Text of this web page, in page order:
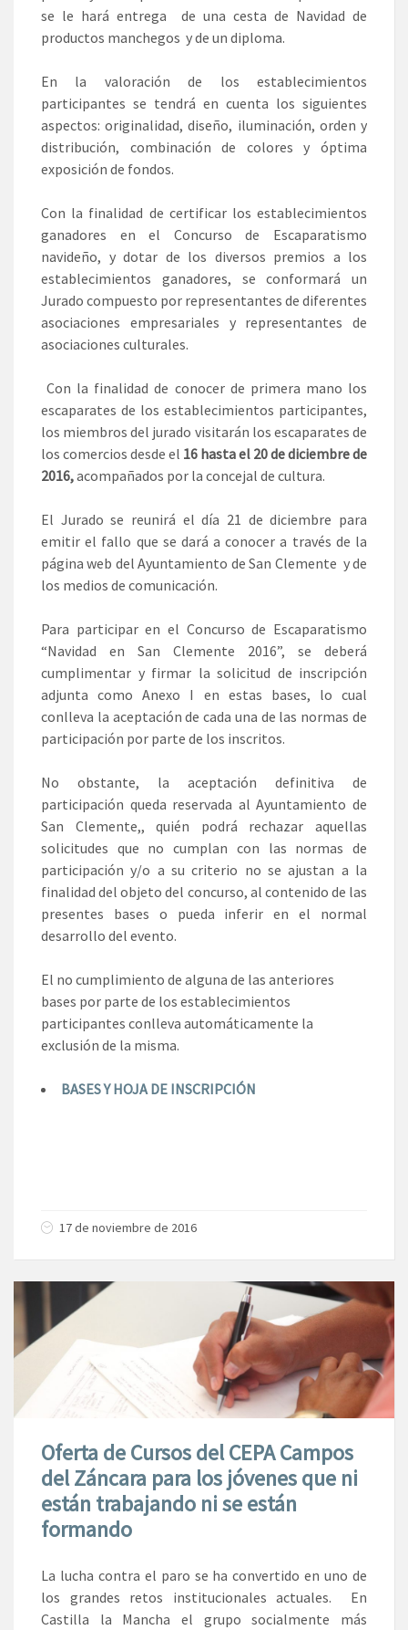
se le hará entrega de una cesta de Navidad de
productos manchegos y de un diploma.
En la valoración de los establecimientos
participantes se tendrá en cuenta los siguientes
aspectos: originalidad, diseño, iluminación, orden y
distribución, combinación de colores y óptima
exposición de fondos.
Con la finalidad de certificar los establecimientos
ganadores en el Concurso de Escaparatismo
navideño, y dotar de los diversos premios a los
establecimientos ganadores, se conformará un
Jurado compuesto por representantes de diferentes
asociaciones empresariales y representantes de
asociaciones culturales.
Con la finalidad de conocer de primera mano los
escaparates de los establecimientos participantes,
los miembros del jurado visitarán los escaparates de
los comercios desde el 16 hasta el 20 de diciembre de
2016,acompañados por la concejal de cultura.
El Jurado se reunirá el día 21 de diciembre para
emitir el fallo que se dará a conocer a través de la
página web del Ayuntamiento de San Clemente y de
los medios de comunicación.
Para participar en el Concurso de Escaparatismo
“Navidad en San Clemente 2016”, se deberá
cumplimentar y firmar la solicitud de inscripción
adjunta como Anexo I en estas bases, lo cual
conlleva la aceptación de cada una de las normas de
participación por parte de los inscritos.
No obstante, la aceptación definitiva de
participación queda reservada al Ayuntamiento de
San Clemente,, quién podrá rechazar aquellas
solicitudes que no cumplan con las normas de
participación y/o a su criterio no se ajustan a la
finalidad del objeto del concurso, al contenido de las
presentes bases o pueda inferir en el normal
desarrollo del evento.
El no cumplimiento de alguna de las anteriores
bases por parte de los establecimientos
participantes conlleva automáticamente la
exclusión de la misma.
BASES Y HOJA DE INSCRIPCIÓN
17 de noviembre de 2016
Oferta de Cursos del CEPA Campos
del Záncara para los jóvenes que ni
están trabajando ni se están
formando
La lucha contra el paro se ha convertido en uno de
los grandes retos institucionales actuales. En
Castilla la Mancha el grupo socialmente más